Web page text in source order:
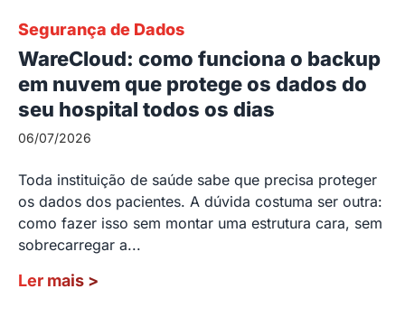
Segurança de Dados
WareCloud: como funciona o backup
em nuvem que protege os dados do
seu hospital todos os dias
06/07/2026
Toda instituição de saúde sabe que precisa proteger
os dados dos pacientes. A dúvida costuma ser outra:
como fazer isso sem montar uma estrutura cara, sem
sobrecarregar a...
Ler mais >